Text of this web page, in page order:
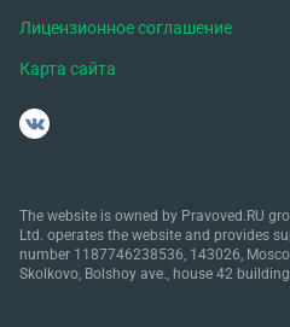
Лицензионное соглашение
Карта сайта
The website is owned by Pravoved.RU
Ltd. operates the website and provides
number 1187746238536, 143026,
Skolkovo, Bolshoy ave., house 42